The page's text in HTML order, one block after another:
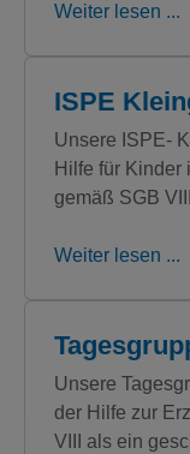
Weiter lesen ...
ISPE
Unsere ISPE-
Hilfe für Kinder
gemäß SGB
Weiter lesen ...
Unsere
der Hilfe zur
VIII als ein